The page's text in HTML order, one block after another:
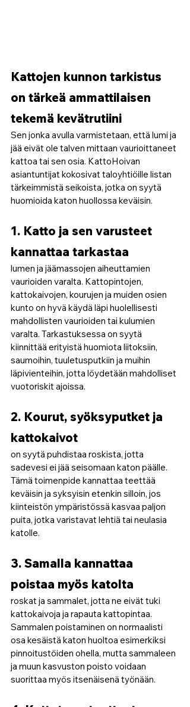
Kattojen kunnon tarkistus
on tärkeä ammattilaisen
tekemä kevätrutiini
Sen jonka avulla varmistetaan, että lumi ja
jää eivät ole talven mittaan vaurioittaneet
kattoa tai sen osia. KattoHoivan
asiantuntijat kokosivat taloyhtiöille listan
tärkeimmistä seikoista, jotka on syytä
huomioida katon huollossa keväisin.
1. Katto ja sen varusteet
kannattaa tarkastaa
lumen ja jäämassojen aiheuttamien
vaurioiden varalta. Kattopintojen,
kattokaivojen, kourujen ja muiden osien
kunto on hyvä käydä läpi huolellisesti
mahdollisten vaurioiden tai kulumien
varalta. Tarkastuksessa on syytä
kiinnittää erityistä huomiota liitoksiin,
saumoihin, tuuletusputkiin ja muihin
läpivienteihin, jotta löydetään mahdolliset
vuotoriskit ajoissa.
2. Kourut, syöksyputket ja
kattokaivot
on syytä puhdistaa roskista, jotta
sadevesi ei jää seisomaan katon päälle.
Tämä toimenpide kannattaa teettää
keväisin ja syksyisin etenkin silloin, jos
kiinteistön ympäristössä kasvaa paljon
puita, jotka varistavat lehtiä tai neulasia
katolle.
3. Samalla kannattaa
poistaa myös katolta
roskat ja sammalet, jotta ne eivät tuki
kattokaivoja ja rapauta kattopintaa.
Sammalen poistaminen on normaalisti
osa kesäistä katon huoltoa esimerkiksi
pinnoitustöiden ohella, mutta sammaleen
ja muun kasvuston poisto voidaan
suorittaa myös itsenäisenä työnään.